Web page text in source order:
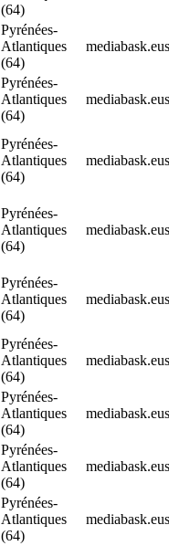
(64)
Pyrénées-
Atlantiques
(64)
mediabask.eus
Pyrénées-
Atlantiques
(64)
mediabask.eus
Pyrénées-
Atlantiques
(64)
mediabask.eus
Pyrénées-
Atlantiques
(64)
mediabask.eus
Pyrénées-
Atlantiques
(64)
mediabask.eus
Pyrénées-
Atlantiques
(64)
mediabask.eus
Pyrénées-
Atlantiques
(64)
mediabask.eus
Pyrénées-
Atlantiques
(64)
mediabask.eus
Pyrénées-
Atlantiques
(64)
mediabask.eus